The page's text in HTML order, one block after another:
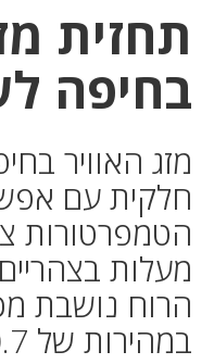
תחזית
בחיפה
מזג האוויר
חלקית עם
הרוח נושבת
במהירות של 10.7 קמ”ש.